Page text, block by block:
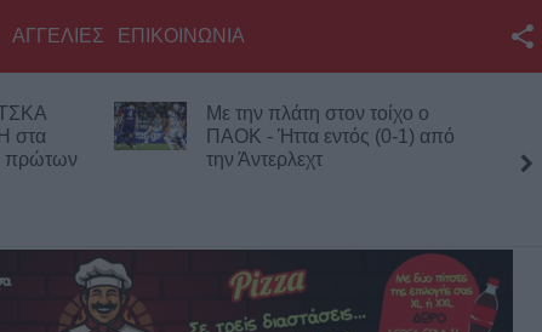
Twitter
Επικοινωνία με το
ΑΓΓΕΛΙΕΣ ΕΠΙΚΟΙΝΩΝΙΑ
στα
πρώτων
Με την πλάτη στον τοίχο ο
ΠΑΟΚ - Ήττα εντός (0-1) από
την Άντερλεχτ